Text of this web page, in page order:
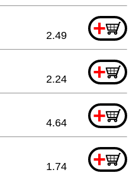
+
2.49
+
2.24
+
4.64
+
1.74